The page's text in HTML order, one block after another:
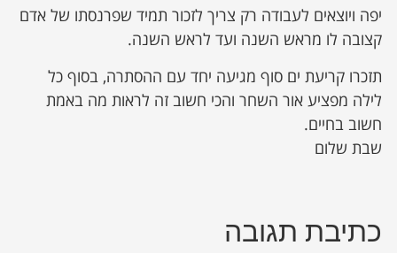
יפה ויוצאים לעבודה רק צריך לזכור תמיד שפרנסתו של אדם
קצובה לו מראש השנה ועד לראש השנה.
תזכרו קריעת ים סוף מגיעה יחד עם ההסתרה, בסוף כל
לילה מפציע אור השחר והכי חשוב זה לראות מה באמת
חשוב בחיים.
שבת שלום
כתיבת תגובה